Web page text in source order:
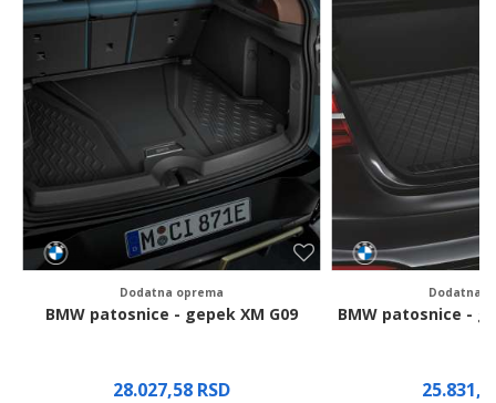
Poruka
Dodatna oprema
BMW patosnice - gepek XM G09
28.027,58 RSD
Dodatna
BMW patosnice -